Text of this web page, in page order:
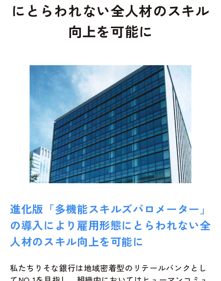
にとらわれない全人材のスキル
向上を可能に
進化版「多機能スキルズバロメーター」
の導入により雇用形態にとらわれない全
人材のスキル向上を可能に
私たちりそな銀行は地域密着型のリテールバンクとし